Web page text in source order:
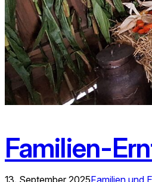
Familien-
13. September 2025Familien und